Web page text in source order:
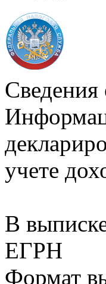
учете
В
ЕГРН
Формат